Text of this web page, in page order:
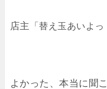
店主 「替え玉あいよっ
よかった、本当に聞